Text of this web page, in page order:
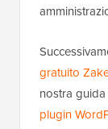
gratuito
nostra
plugin